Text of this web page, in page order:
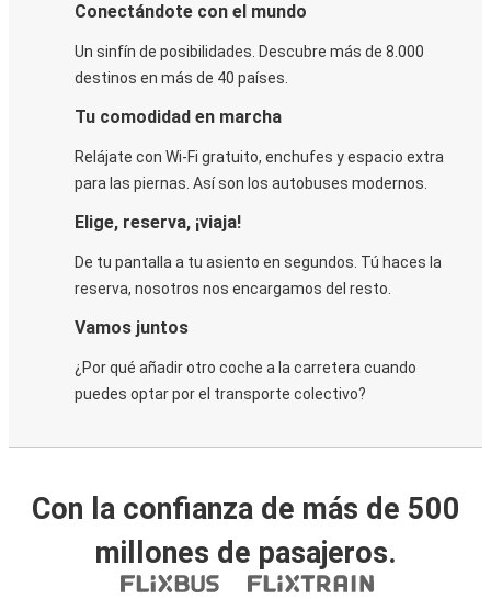
Conectándote con el mundo
Un sinfín de posibilidades. Descubre más de 8.000
destinos en más de 40 países.
Tu comodidad en marcha
Relájate con Wi-Fi gratuito, enchufes y espacio extra
para las piernas. Así son los autobuses modernos.
Elige, reserva, ¡viaja!
De tu pantalla a tu asiento en segundos. Tú haces la
reserva, nosotros nos encargamos del resto.
Vamos juntos
¿Por qué añadir otro coche a la carretera cuando
puedes optar por el transporte colectivo?
Con la confianza de más de 500
millones de pasajeros.